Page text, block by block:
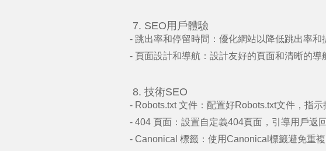
7. SEO用戶體驗
- 跳出率和停留時間：優化網站以降低跳出率
- 頁面設計和導航：設計友好的頁面和清晰的導
8. 技術SEO
- Robots.txt文件：配置好Robots.txt文件，指示
- 404 頁面：設置自定義404頁面，引導用戶返
- Canonical 標籤：使用 Canonical 標籤避免重